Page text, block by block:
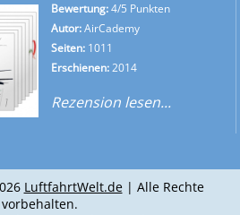
Hohenfels
Vilseck
Landsberg/Lech
Erding
Lechfeld
Flugplatz Neuburg
Bewertung:4/5 Punkten
Autor:AirCademy
Seiten: 1011
Erschienen:2014
Rezension lesen...
LuftfahrtWelt.de| Alle Rechte
vorbehalten.